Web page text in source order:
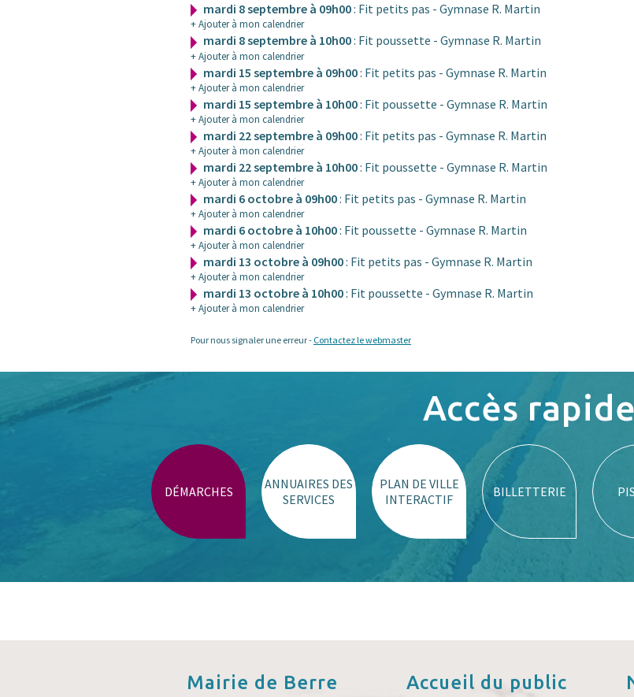
mardi 8 septembre à 09h00: Fit petits pas - Gymnase R. Martin
+ Ajouter à mon calendrier
mardi 8 septembre à 10h00: Fit poussette - Gymnase R. Martin
+ Ajouter à mon calendrier
mardi 15 septembre à 09h00: Fit petits pas - Gymnase R. Martin
+ Ajouter à mon calendrier
mardi 15 septembre à 10h00: Fit poussette - Gymnase R. Martin
+ Ajouter à mon calendrier
mardi 22 septembre à 09h00: Fit petits pas - Gymnase R. Martin
+ Ajouter à mon calendrier
mardi 22 septembre à 10h00: Fit poussette - Gymnase R. Martin
+ Ajouter à mon calendrier
mardi 6 octobre à 09h00: Fit petits pas - Gymnase R. Martin
+ Ajouter à mon calendrier
mardi 6 octobre à 10h00: Fit poussette - Gymnase R. Martin
+ Ajouter à mon calendrier
mardi 13 octobre à 09h00: Fit petits pas - Gymnase R. Martin
+ Ajouter à mon calendrier
mardi 13 octobre à 10h00: Fit poussette - Gymnase R. Martin
+ Ajouter à mon calendrier
Pour nous signaler une erreur - Contactez le webmaster
Accès rapide
DÉMARCHES
ANNUAIRES DES
SERVICES
PLAN DE VILLE
INTERACTIF
BILLETTERIE
Mairie de Berre Accueil du public